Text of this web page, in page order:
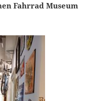
Fahrrad Museum